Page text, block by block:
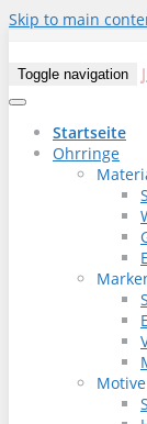
Skip to main
Toggle navigation
Startseite
Ohrringe
Motive